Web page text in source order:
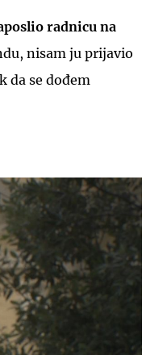
radnicu na
nisam ju prijavio
da se dođem